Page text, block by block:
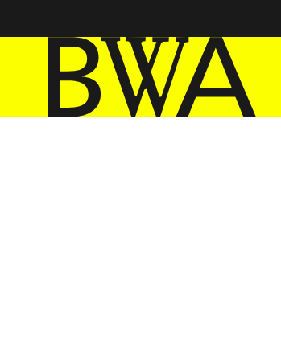
BWA Wrocław
Galerie Sztuki Współczesnej